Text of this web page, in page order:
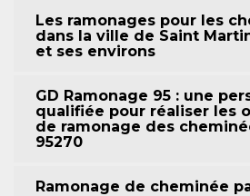
Les ramonages pour les
dans la ville de Saint
et ses environs
GD Ramonage 95 : une
qualifiée pour réaliser les
de ramonage des
95270
Ramonage de cheminée